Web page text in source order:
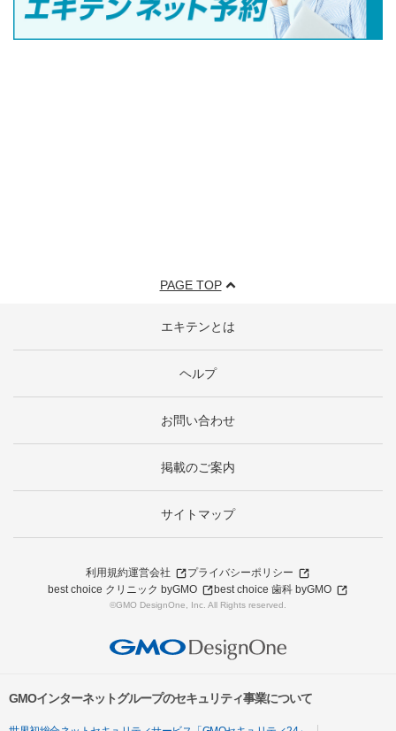
PAGE TOP
エキテンとは
ヘルプ
お問い合わせ
掲載のご案内
サイトマップ
利用規約運営会社
プライバシーポリシー
best choice クリニック byGMO
best choice 歯科 byGMO
©GMO DesignOne, Inc. All Rights reserved.
GMOインターネットグループのセキュリティ事業について